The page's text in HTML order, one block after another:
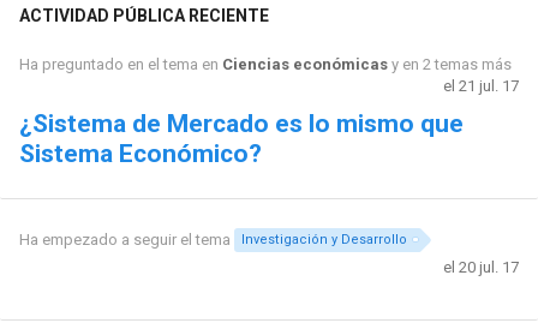
ACTIVIDAD PÚBLICA RECIENTE
Ha preguntado en el tema en Ciencias económicasy en 2 temas más
el 21 jul. 17
¿Sistema de Mercado es lo mismo que
Sistema Económico?
Ha empezado a seguir el tema Investigación y Desarrollo
el 20 jul. 17